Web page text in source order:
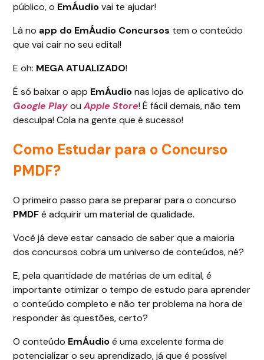
público, o EmÁudiovai te ajudar!
Lá no app do EmÁudio Concursos tem o conteúdo
que vai cair no seu edital!
E oh: MEGA ATUALIZADO!
É só baixar o app EmÁudionas lojas de aplicativo do
Google PlayouApple Store! É fácil demais, não tem
desculpa! Cola na gente que é sucesso!
Como Estudar para o Concurso
PMDF?
O primeiro passo para se preparar para o concurso
PMDFé adquirir um material de qualidade.
Você já deve estar cansado de saber que a maioria
dos concursos cobra um universo de conteúdos, né?
E, pela quantidade de matérias de um edital, é
importante otimizar o tempo de estudo para aprender
o conteúdo completo e não ter problema na hora de
responder às questões, certo?
O conteúdo EmÁudioé uma excelente forma de
potencializar o seu aprendizado, já que é possível